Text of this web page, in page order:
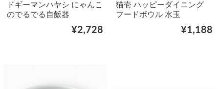
ドギーマンハヤシ にゃんこ
のでるでる自飯器
¥2,728
猫壱 ハッピーダイニング
フードボウル 水玉
¥1,188